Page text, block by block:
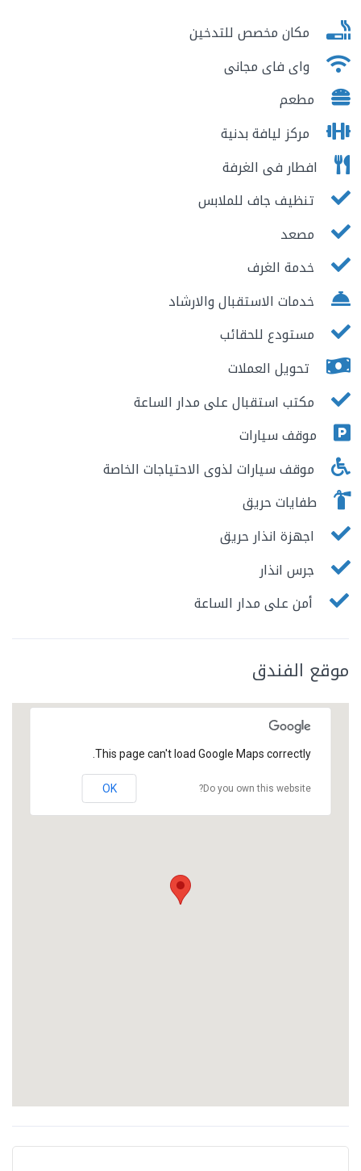
مكان مخصص للتدخين
واى فاى مجانى
مطعم
مركز ليافة بدنية
افطار فى الغرفة
تنظيف جاف للملابس
مصعد
خدمة الغرف
خدمات الاستقبال والارشاد
مستودع للحقائب
تحويل العملات
مكتب استقبال على مدار الساعة
موقف سيارات
موقف سيارات لذوى الاحتياجات الخاصة
طفايات حريق
اجهزة انذار حريق
جرس انذار
أمن على مدار الساعة
موقع الفندق
This page can't load Google Maps correctly.
Do you own this website?
OK